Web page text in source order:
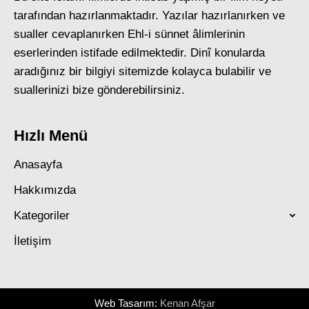
tarafından hazırlanmaktadır. Yazılar hazırlanırken ve
sualler cevaplanırken Ehl-i sünnet âlimlerinin
eserlerinden istifade edilmektedir. Dinî konularda
aradığınız bir bilgiyi sitemizde kolayca bulabilir ve
suallerinizi bize gönderebilirsiniz.
Hızlı Menü
Anasayfa
Hakkımızda
Kategoriler
İletişim
Web Tasarım: Kenan Afşar